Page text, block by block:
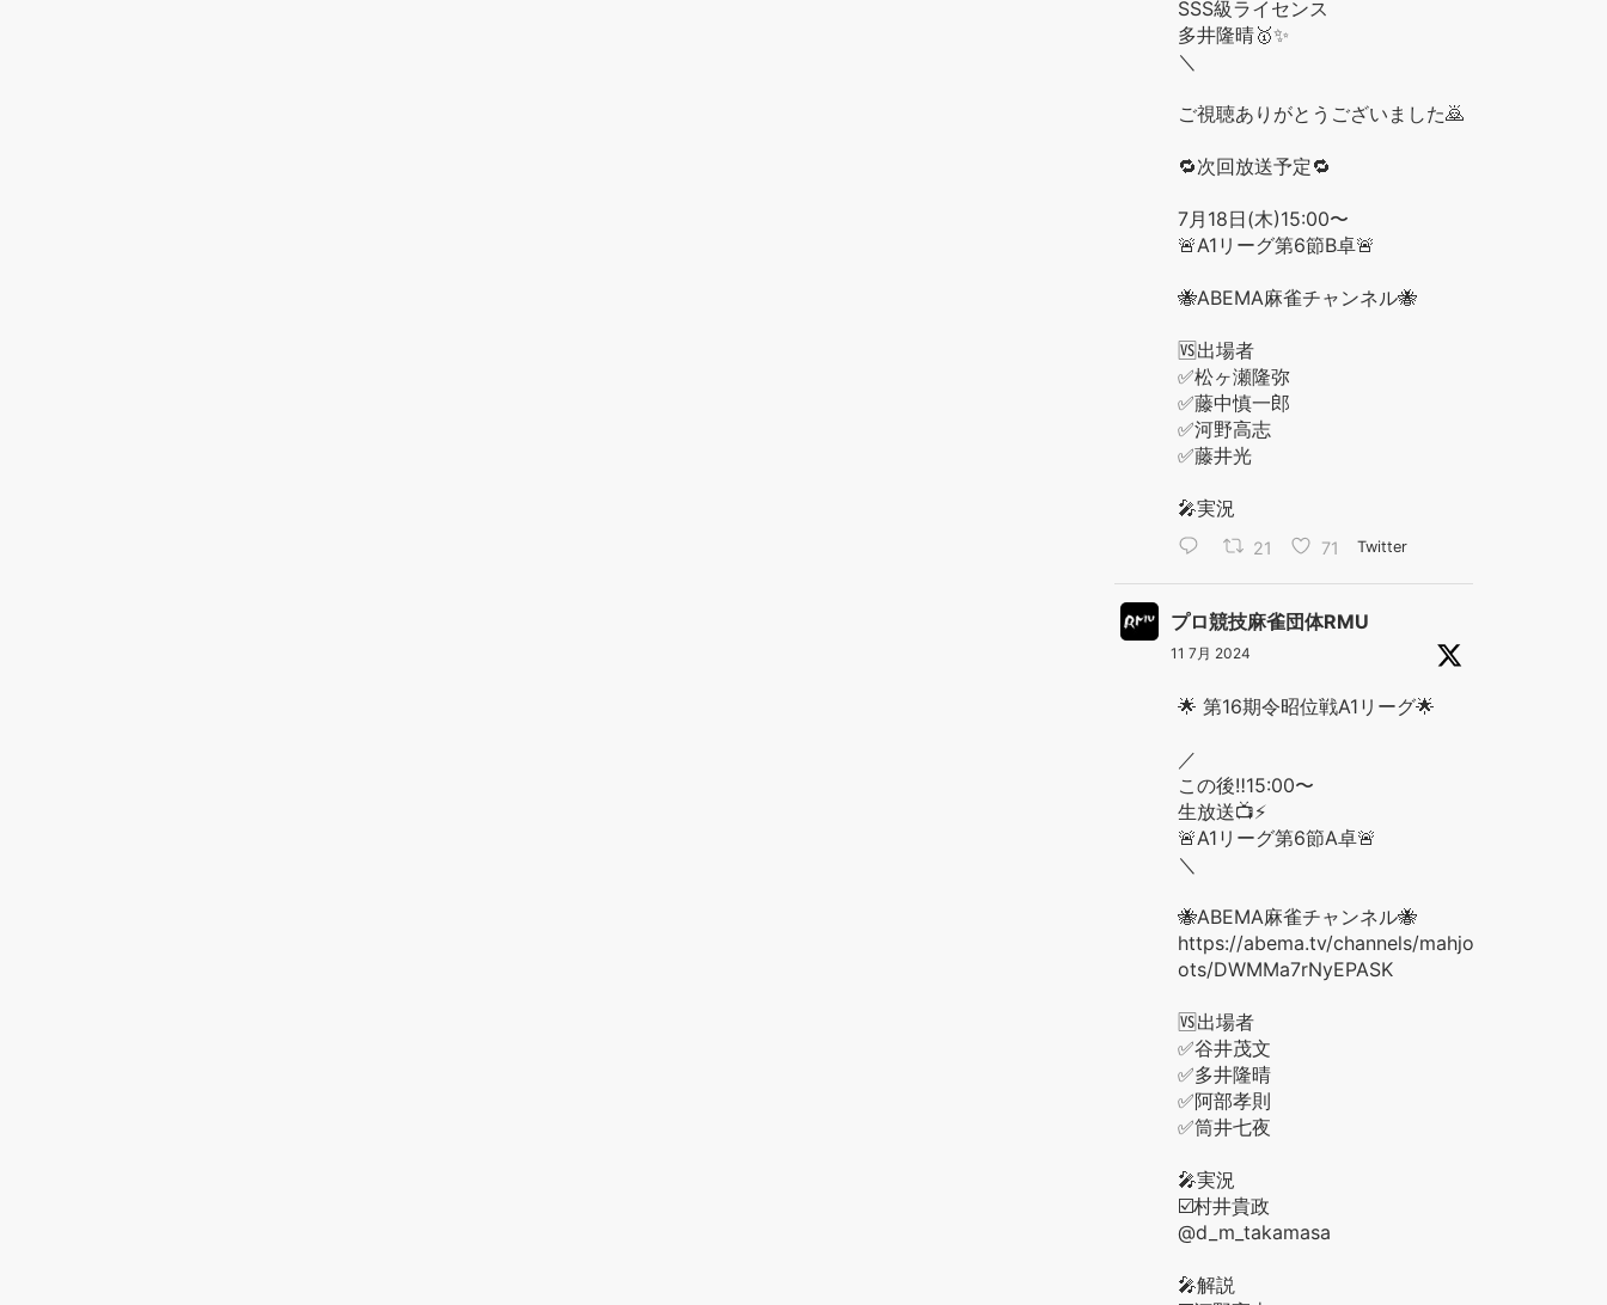
SSS級ライセンス
多井隆晴🥇✨
＼
ご視聴ありがとうございました🙇
🔁次回放送予定🔁
7月18日(木)15:00〜
🚨A1リーグ第6節B卓🚨
🐝ABEMA麻雀チャンネル🐝
🆚出場者
✅松ヶ瀬隆弥
✅藤中慎一郎
✅河野高志
✅藤井光
🎤実況
21 71 Twitter
プロ競技麻雀団体RMU
11 7月 2024
🌟 第16期令昭位戦A1リーグ🌟
／
この後‼️15:00〜
生放送📺⚡️
🚨A1リーグ第6節A卓🚨
＼
🐝ABEMA麻雀チャンネル🐝
https://abema.tv/channels/mahjong/sl
ots/DWMMa7rNyEPASK
🆚出場者
✅谷井茂文
✅多井隆晴
✅阿部孝則
✅筒井七夜
🎤実況
☑️村井貴政
@d_m_takamasa
🎤解説